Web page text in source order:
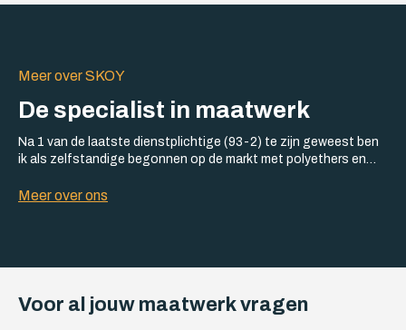
Meer over SKOY
De specialist in maatwerk
Na 1 van de laatste dienstplichtige (93-2) te zijn geweest ben
ik als zelfstandige begonnen op de markt met polyethers en
weer de vraag kreeg of ik ook stoffen kon leveren ook door
Meer over ons
Voor al jouw maatwerk vragen